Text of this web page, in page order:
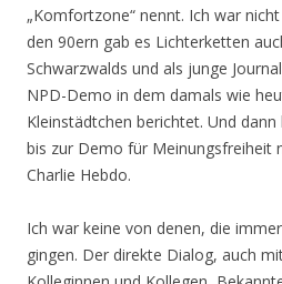
„Komfortzone“ nennt. Ich war
den 90ern gab es Lichterketten
Schwarzwalds und als junge
NPD-Demo in dem damals wie
Kleinstädtchen berichtet. Und
bis zur Demo für Meinungsfreiheit
Charlie Hebdo.
Ich war keine von denen, die
gingen. Der direkte Dialog, auch